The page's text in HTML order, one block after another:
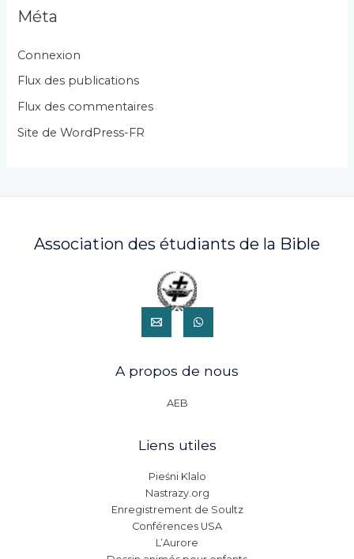
g
r
i
e
Méta
Connexion
Flux des publications
Flux des commentaires
Site de WordPress-FR
Association des étudiants de la Bible
A propos de nous
AEB
Liens utiles
Pieśni Klalo
Nastrazy.org
Enregistrement de Soultz
Conférences USA
L’Aurore